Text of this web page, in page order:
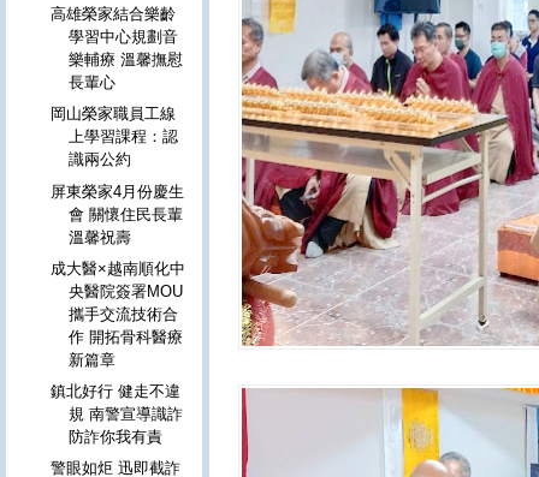
高雄榮家結合樂齡
學習中心規劃音
樂輔療 溫馨撫慰
長輩心
岡山榮家職員工線
上學習課程：認
識兩公約
屏東榮家4月份慶生
會 關懷住民長輩
溫馨祝壽
成大醫×越南順化中
央醫院簽署MOU
攜手交流技術合
作 開拓骨科醫療
新篇章
鎮北好行 健走不違
規 南警宣導識詐
防詐你我有責
警眼如炬 迅即截詐